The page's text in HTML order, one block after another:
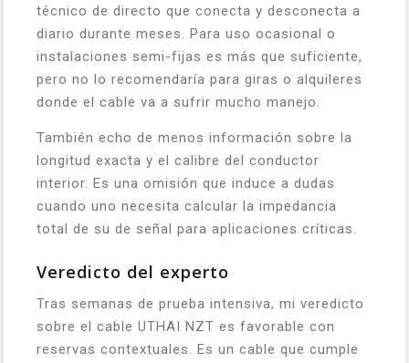
técnico de directo que conecta y desconecta a
diario durante meses. Para uso ocasional o
instalaciones semi-fijas es más que suficiente,
pero no lo recomendaría para giras o alquileres
donde el cable va a sufrir mucho manejo.
También echo de menos información sobre la
longitud exacta y el calibre del conductor
interior. Es una omisión que induce a dudas
cuando uno necesita calcular la impedancia
total de su de señal para aplicaciones críticas.
Veredicto del experto
Tras semanas de prueba intensiva, mi veredicto
sobre el cable UTHAI NZT es favorable con
reservas contextuales. Es un cable que cumple